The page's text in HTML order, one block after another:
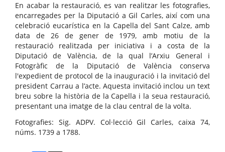
En acabar la restauració, es van realitzar les fotografies,
encarregades per la Diputació a Gil Carles, així com una
celebració eucarística en la Capella del Sant Calze, amb
data de 26 de gener de 1979, amb motiu de la
restauració realitzada per iniciativa i a costa de la
Diputació de València, de la qual l’Arxiu General i
Fotogràfic de la Diputació de València conserva
l'expedient de protocol de la inauguració i la invitació del
president Carrau a l’acte. Aquesta invitació inclou un text
breu sobre la història de la Capella i la seua restauració,
presentant una imatge de la clau central de la volta.
Fotografies: Sig. ADPV. Col·lecció Gil Carles, caixa 74,
núms. 1739 a 1788.